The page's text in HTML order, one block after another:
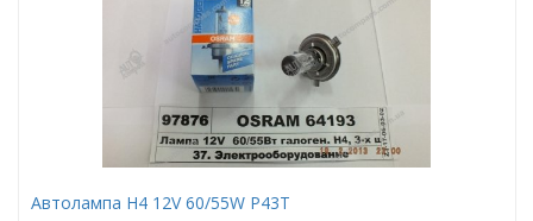
Автолампа H4 12V 60/55W P43T